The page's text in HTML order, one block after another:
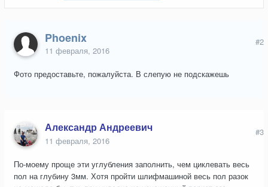
Phoenix
11 февраля, 2016
#2
Фото предоставьте, пожалуйста. В слепую не подскажешь
Александр Андреевич
11 февраля, 2016
#3
По-моему проще эти углубления заполнить, чем циклевать весь
пол на глубину 3мм. Хотя пройти шлифмашиной весь пол разок